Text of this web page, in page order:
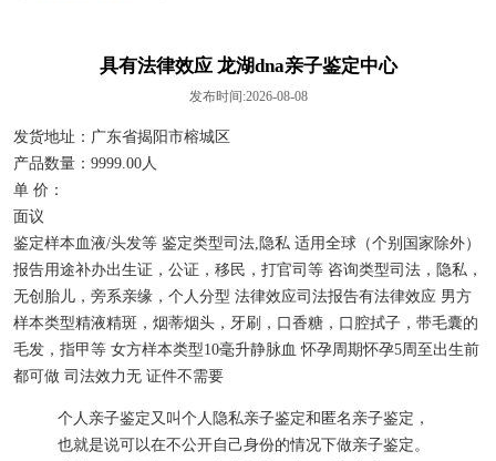
具有法律效应 龙湖dna亲子鉴定中心
发布时间:2026-08-08
发货地址：广东省揭阳市榕城区
产品数量：9999.00人
单 价：
面议
鉴定样本血液/头发等 鉴定类型司法,隐私 适用全球（个别国家除外）
报告用途补办出生证，公证，移民，打官司等 咨询类型司法，隐私，
无创胎儿，旁系亲缘，个人分型 法律效应司法报告有法律效应 男方
样本类型精液精斑，烟蒂烟头，牙刷，口香糖，口腔拭子，带毛囊的
毛发，指甲等 女方样本类型10毫升静脉血 怀孕周期怀孕5周至出生前
都可做 司法效力无 证件不需要
个人亲子鉴定又叫个人隐私亲子鉴定和匿名亲子鉴定，
也就是说可以在不公开自己身份的情况下做亲子鉴定。